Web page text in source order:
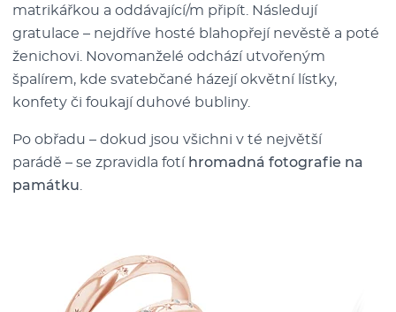
matrikářkou a oddávající/m připít. Následují
gratulace –⁠⁠⁠⁠⁠⁠ nejdříve hosté blahopřejí nevěstě a poté
ženichovi. Novomanželé odchází utvořeným
špalírem, kde svatebčané házejí okvětní lístky,
konfety či foukají duhové bubliny.
Po obřadu –⁠⁠⁠⁠⁠⁠ dokud jsou všichni v té největší
parádě –⁠⁠⁠⁠⁠⁠ se zpravidla fotí hromadná fotografie na
památku